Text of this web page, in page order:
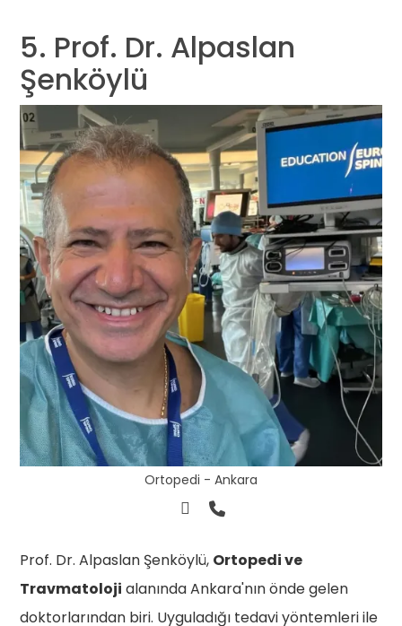
5. Prof. Dr. Alpaslan
Şenköylü
Ortopedi - Ankara
Prof. Dr. Alpaslan Şenköylü, Ortopedi ve
Travmatoloji alanında Ankara'nın önde gelen
doktorlarından biri. Uyguladığı tedavi yöntemleri ile